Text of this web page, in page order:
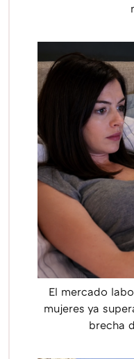
El mercado
mujeres ya
brecha